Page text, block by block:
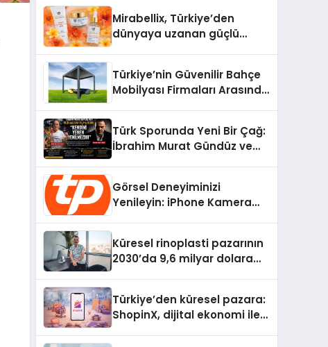
Mirabellix, Türkiye’den
dünyaya uzanan güçlü
Türkiye’nin Güvenilir Bahçe
Mobilyası Firmaları Arasında
Türk Sporunda Yeni Bir Çağ:
İbrahim Murat Gündüz ve
Görsel Deneyiminizi
Yenileyin: iPhone Kamera
Küresel rinoplasti pazarının
2030’da 9,6 milyar dolara
Türkiye’den küresel pazara:
ShopinX, dijital ekonomi ile